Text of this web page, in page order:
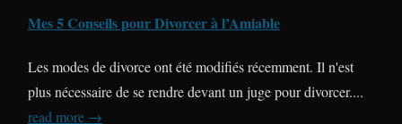
Mes 5 Conseils pour Divorcer à l’Amiable
Les modes de divorce ont été modifiés récemment. Il n'est
plus nécessaire de se rendre devant un juge pour divorcer....
read more →